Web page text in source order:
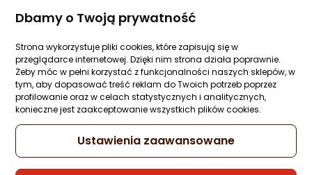
Dbamy o Twoją prywatność
Strona wykorzystuje pliki cookies, które zapisują się w
przeglądarce internetowej. Dzięki nim strona działa poprawnie.
Żeby móc w pełni korzystać z funkcjonalności naszych sklepów, w
tym, aby dopasować treść reklam do Twoich potrzeb poprzez
profilowanie oraz w celach statystycznych i analitycznych,
konieczne jest zaakceptowanie wszystkich plików cookies.
Ustawienia zaawansowane